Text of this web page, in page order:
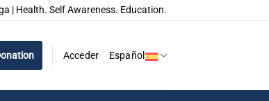
| Health. Self Awareness. Education.
Acceder Español